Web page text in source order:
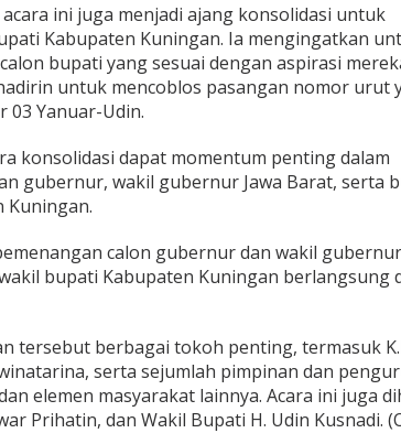
ini juga menjadi ajang konsolidasi untuk
Kabupaten Kuningan. Ia mengingatkan
bupati yang sesuai dengan aspirasi
untuk mencoblos pasangan nomor urut
Yanuar-Udin.
konsolidasi dapat momentum penting dalam
gubernur, wakil gubernur Jawa Barat, serta
Kuningan.
calon gubernur dan wakil
bupati Kabupaten Kuningan berlangsung
tersebut berbagai tokoh penting, termasuk
serta sejumlah pimpinan dan
elemen masyarakat lainnya. Acara ini juga
Prihatin, dan Wakil Bupati H. Udin Kusnadi.
Hati Masyarakat,
Inovasi